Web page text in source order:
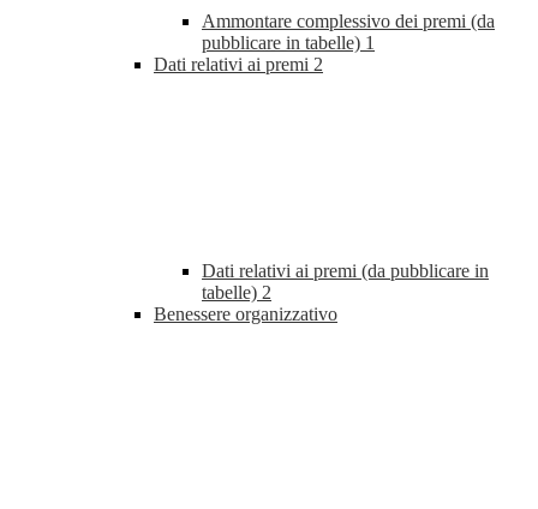
Ammontare complessivo dei premi (da
pubblicare in tabelle) 1
Dati relativi ai premi 2
Dati relativi ai premi (da pubblicare in
tabelle) 2
Benessere organizzativo